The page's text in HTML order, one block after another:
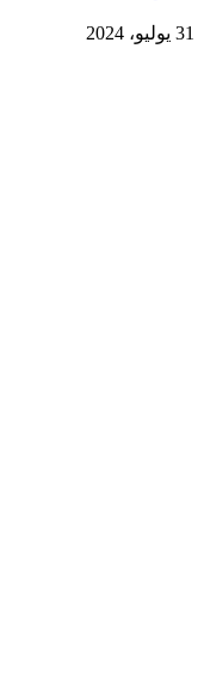
31 يوليو، 2024